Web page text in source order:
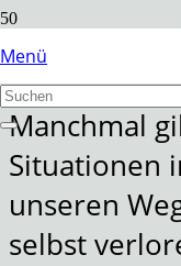
Menü
Ayurveda
Manchmal
Situationen
unseren
selbst